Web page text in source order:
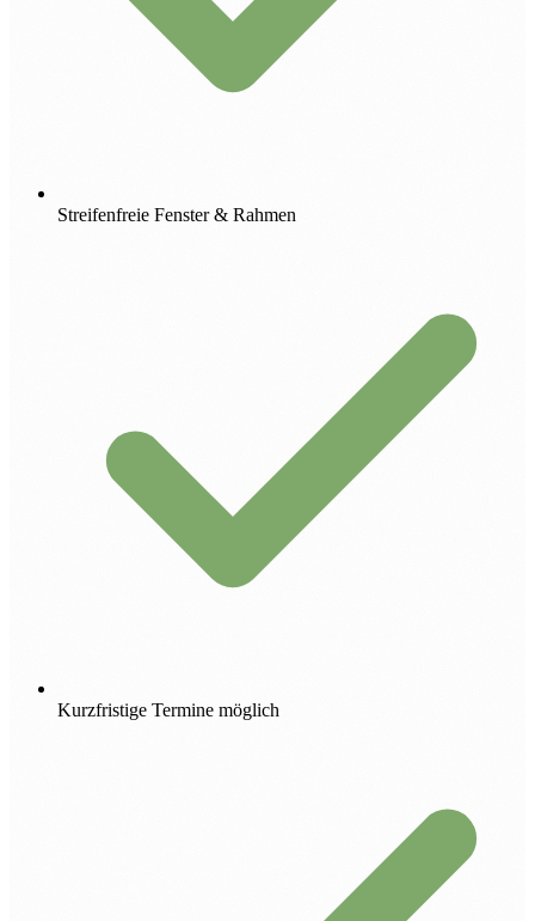
Streifenfreie Fenster & Rahmen
Kurzfristige Termine möglich